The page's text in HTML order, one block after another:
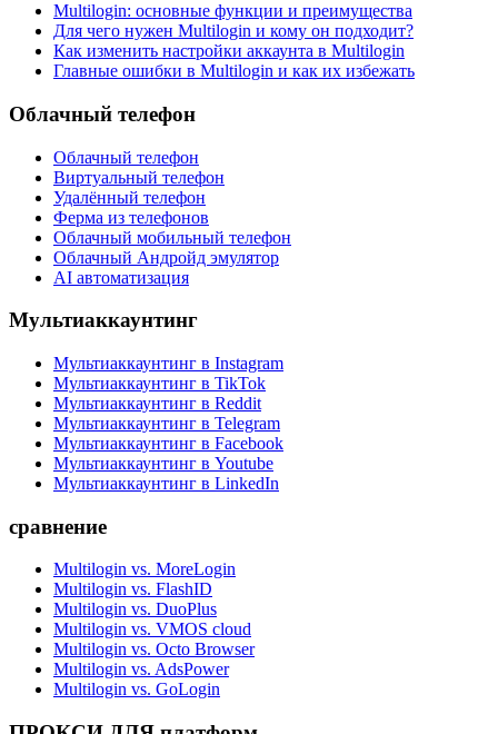
Multilogin: основные функции и преимущества
Для чего нужен Multilogin и кому он подходит?
Как изменить настройки аккаунта в Multilogin
Главные ошибки в Multilogin и как их избежать
Облачный телефон
Облачный телефон
Виртуальный телефон
Удалённый телефон
Ферма из телефонов
Облачный мобильный телефон
Облачный Андройд эмулятор
AI автоматизация
Мультиаккаунтинг
Мультиаккаунтинг в Instagram
Мультиаккаунтинг в TikTok
Мультиаккаунтинг в Reddit
Мультиаккаунтинг в Telegram
Мультиаккаунтинг в Facebook
Мультиаккаунтинг в Youtube
Мультиаккаунтинг в LinkedIn
сравнение
Multilogin vs. MoreLogin
Multilogin vs. FlashID
Multilogin vs. DuoPlus
Multilogin vs. VMOS cloud
Multilogin vs. Octo Browser
Multilogin vs. AdsPower
Multilogin vs. GoLogin